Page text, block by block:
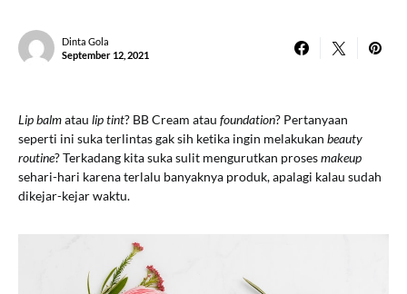
Dinta Gola
September 12, 2021
Lip balmatau lip tint? BB Cream atau foundation? Pertanyaan
seperti ini suka terlintas gak sih ketika ingin melakukan beauty
routine? Terkadang kita suka sulit mengurutkan prosesmakeup
sehari-hari karena terlalu banyaknya produk, apalagi kalau sudah
dikejar-kejar waktu.